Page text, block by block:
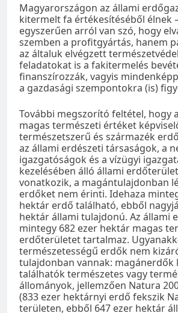
Magyarországon az állami
kitermelt fa értékesítéséből élnek
egyszerűen arról van szó, hogy
szemben a profitgyártás, hanem
az általuk elvégzett
feladatokat is a fakitermelés
finanszírozzák, vagyis
a gazdasági szempontokra (is)
További megszorító feltétel, hogy
magas természeti értéket
természetszerű és származék
az állami erdészeti társaságok, a
igazgatóságok és a vízügyi
kezelésében álló állami
vonatkozik, a magántulajdonban
erdőket nem érinti. Idehaza
hektár erdő található, ebből
hektár állami tulajdonú. Az állami
mintegy 682 ezer hektár magas
erdőterületet tartalmaz.
természetességű erdők nem
tulajdonban vannak: magánerdők
találhatók természetes vagy
állományok, jellemzően Natura
(833 ezer hektárnyi erdő fekszik
területen, ebből 647 ezer hektár